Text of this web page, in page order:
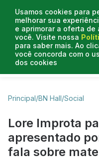
Usamos cookies para
melhorar sua
e aprimorar a oferta de
você. Visite nossa
para saber mais. Ao
você concorda com o
dos cookies
Business Hall
Principal/BN Hall/Social
Lore Improta
apresentado
fala sobre